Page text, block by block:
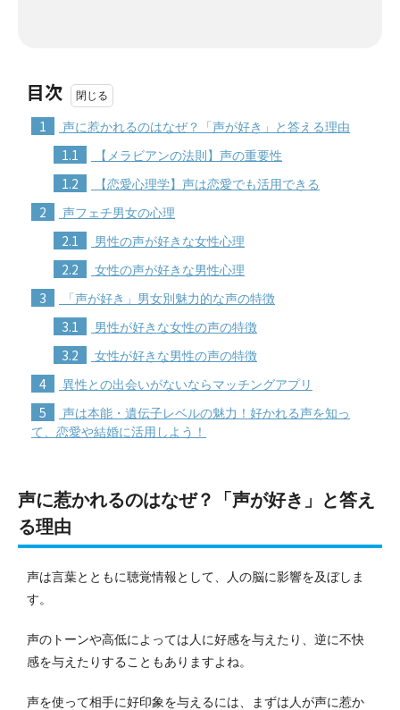
目次
1 声に惹かれるのはなぜ？「声が好き」と答える理由
1.1 【メラビアンの法則】声の重要性
1.2 【恋愛心理学】声は恋愛でも活用できる
2 声フェチ男女の心理
2.1 男性の声が好きな女性心理
2.2 女性の声が好きな男性心理
3 「声が好き」男女別魅力的な声の特徴
3.1 男性が好きな女性の声の特徴
3.2 女性が好きな男性の声の特徴
4 異性との出会いがないならマッチングアプリ
5
声は本能・遺伝子レベルの魅力！好かれる声を知っ
て、恋愛や結婚に活用しよう！
声に惹かれるのはなぜ？「声が好き」と答え
る理由
声は言葉とともに聴覚情報として、人の脳に影響を及ぼしま
す。
声のトーンや高低によっては人に好感を与えたり、逆に不快
感を与えたりすることもありますよね。
声を使って相手に好印象を与えるには、まずは人が声に惹か